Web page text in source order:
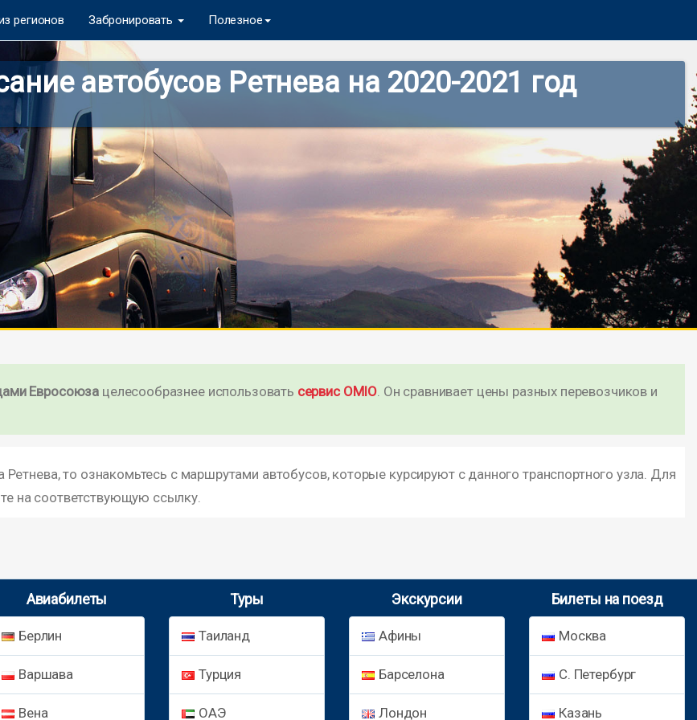
регионов Забронировать Полезное
автобусов Ретнева на 2020-2021 год
Евросоюза целесообразнее использовать сервис OMIO. Он сравнивает цены разных перевозчиков и
то ознакомьтесь с маршрутами автобусов, которые курсируют с данного транспортного узла. Для
на соответствующую ссылку.
Авиабилеты
Берлин
Варшава
Вена
Туры
Таиланд
Турция
ОАЭ
Экскурсии
Афины
Барселона
Лондон
Билеты на поезд
Москва
С. Петербург
Казань